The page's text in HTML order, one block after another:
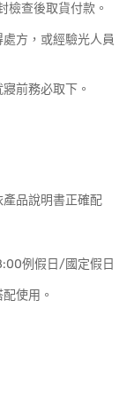
檢查後取貨付款。
方，或經驗光人員
前務必取下。
品說明書正確配
例假日/國定假日
使用。